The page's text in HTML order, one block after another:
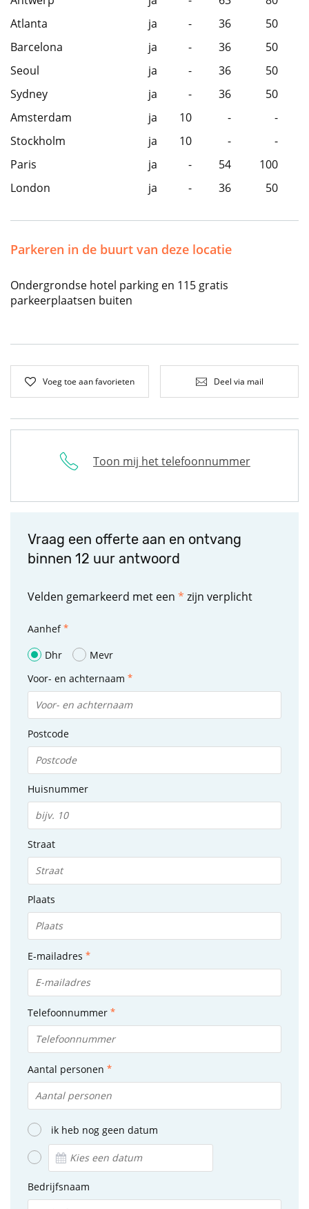
Atlanta
ja - 36
50
Barcelona
ja - 36
50
Seoul
ja - 36
50
Sydney
ja - 36
50
Amsterdam
ja 10 -
-
Stockholm
ja 10 -
-
Paris
ja - 54
100
London
ja - 36 50
Parkeren in de buurt van deze locatie
Ondergrondse hotel parking en 115 gratis
parkeerplaatsen buiten
Voeg toe aan favorieten Deel via mail
Toon mij het telefoonnummer
Vraag een offerte aan en ontvang
binnen 12 uur antwoord
Velden gemarkeerd met een * zijn verplicht
Aanhef
Dhr
Mevr
Voor- en achternaam
Postcode
Huisnummer
Straat
Plaats
E-mailadres
Telefoonnummer
Aantal personen
ik heb nog geen datum
Bedrijfsnaam